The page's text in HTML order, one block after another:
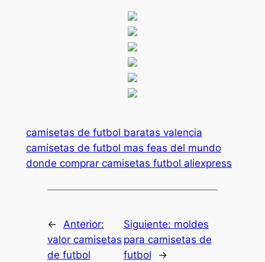
camisetas de futbol baratas valencia
camisetas de futbol mas feas del mundo
donde comprar camisetas futbol aliexpress
← Anterior:
valor camisetas
de futbol
Siguiente: moldes
para camisetas de
futbol
→